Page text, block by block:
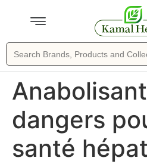
dangers
santé